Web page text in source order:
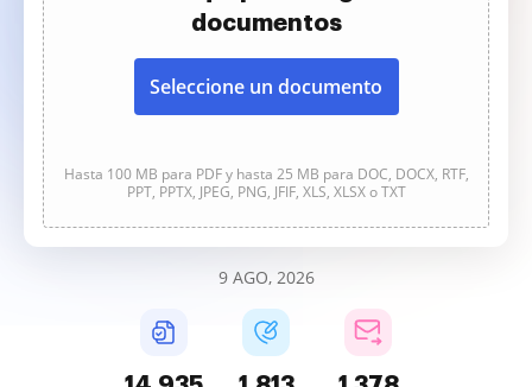
documentos
Seleccione un documento
Hasta 100 MB para PDF y hasta 25 MB para DOC, DOCX, RTF,
PPT, PPTX, JPEG, PNG, JFIF, XLS, XLSX o TXT
9 AGO, 2026